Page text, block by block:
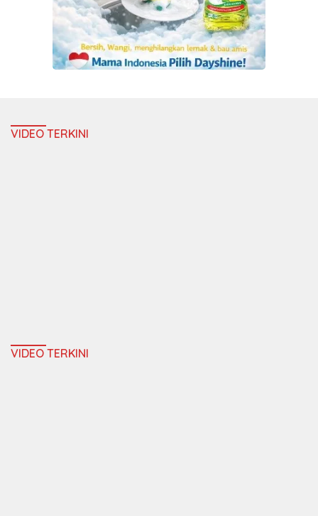
VIDEO TERKINI
VIDEO TERKINI